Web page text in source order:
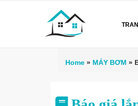
Home » MÁY BƠM »